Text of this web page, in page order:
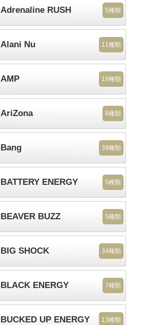
Adrenaline RUSH 5種類
Alani Nu 11種類
AMP 19種類
AriZona 8種類
Bang 39種類
BATTERY ENERGY 5種類
BEAVER BUZZ 5種類
BIG SHOCK 34種類
BLACK ENERGY 7種類
BUCKED UP ENERGY 13種類